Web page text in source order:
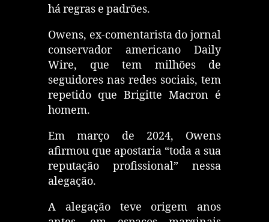
há regras e padrões.
Owens, ex-comentarista do jornal
conservador americano Daily
Wire, que tem milhões de
seguidores nas redes sociais, tem
repetido que Brigitte Macron é
homem.
Em março de 2024, Owens
afirmou que apostaria “toda a sua
reputação profissional” nessa
alegação.
A alegação teve origem anos